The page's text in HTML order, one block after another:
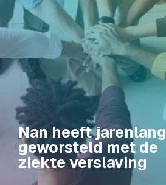
Nan heeft jarenlang
geworsteld met de
ziekte verslaving